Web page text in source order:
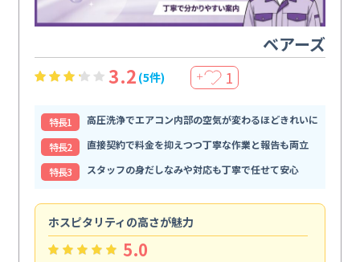
ベアーズ
3.2 (5件) ＋ 1
特⻑1
高圧洗浄でエアコン内部の空気が変わるほどきれいに
特⻑2
直接契約で料金を抑えつつ丁寧な作業と報告も両立
特⻑3
スタッフの身だしなみや対応も丁寧で任せて安心
ホスピタリティの高さが魅力
5.0